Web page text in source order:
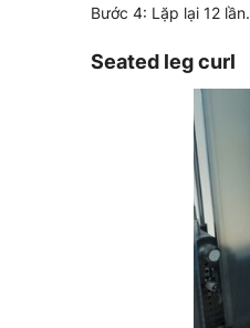
Bước 4: Lặp lại 12 lần.
Seated leg curl